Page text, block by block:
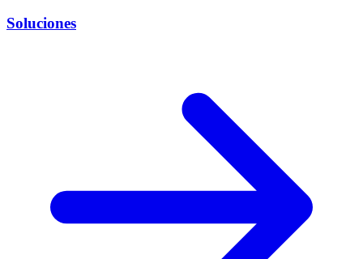
Soluciones